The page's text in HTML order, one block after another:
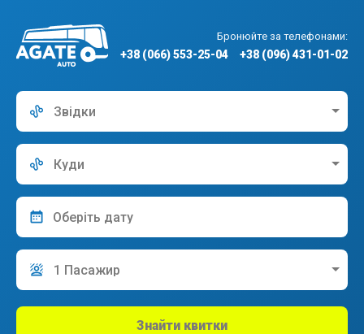
Бронюйте за телефонами:
+38 (066) 553-25-04 +38 (096) 431-01-02
Звідки
Куди
1 Пасажир
Знайти квитки